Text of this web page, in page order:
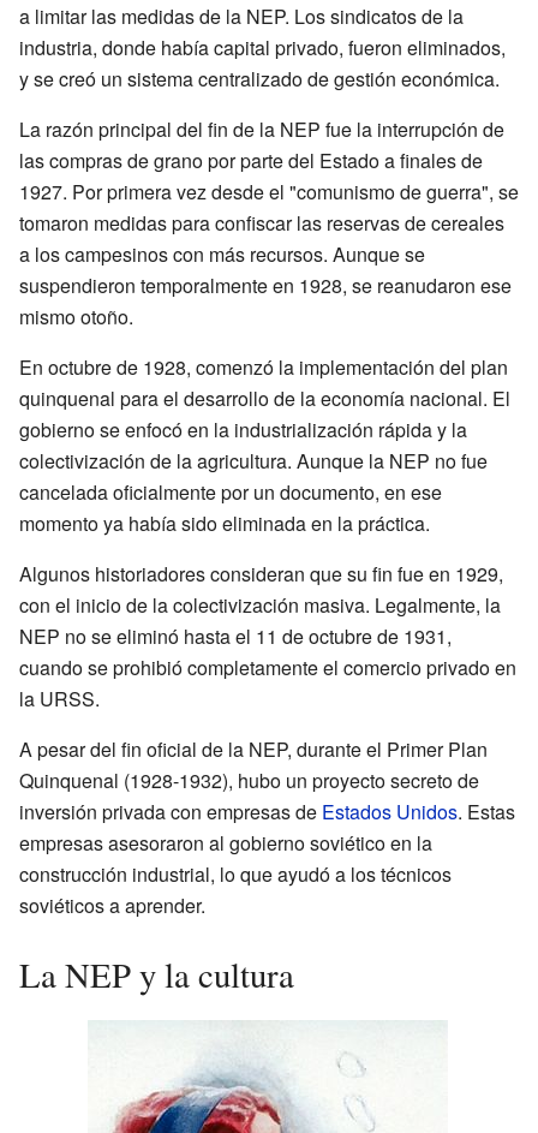
a limitar las medidas de la NEP. Los sindicatos de la
industria, donde había capital privado, fueron eliminados,
y se creó un sistema centralizado de gestión económica.
La razón principal del fin de la NEP fue la interrupción de
las compras de grano por parte del Estado a finales de
1927. Por primera vez desde el "comunismo de guerra", se
tomaron medidas para confiscar las reservas de cereales
a los campesinos con más recursos. Aunque se
suspendieron temporalmente en 1928, se reanudaron ese
mismo otoño.
En octubre de 1928, comenzó la implementación del plan
quinquenal para el desarrollo de la economía nacional. El
gobierno se enfocó en la industrialización rápida y la
colectivización de la agricultura. Aunque la NEP no fue
cancelada oficialmente por un documento, en ese
momento ya había sido eliminada en la práctica.
Algunos historiadores consideran que su fin fue en 1929,
con el inicio de la colectivización masiva. Legalmente, la
NEP no se eliminó hasta el 11 de octubre de 1931,
cuando se prohibió completamente el comercio privado en
la URSS.
A pesar del fin oficial de la NEP, durante el Primer Plan
Quinquenal (1928-1932), hubo un proyecto secreto de
inversión privada con empresas de Estados Unidos. Estas
empresas asesoraron al gobierno soviético en la
construcción industrial, lo que ayudó a los técnicos
soviéticos a aprender.
La NEP y la cultura